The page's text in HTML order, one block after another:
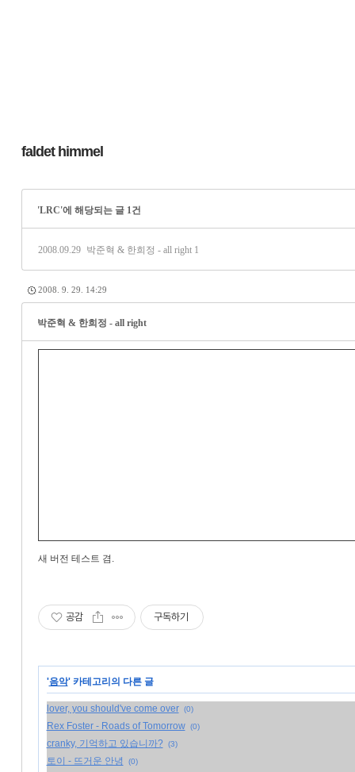
faldet himmel
'LRC'에 해당되는 글 1건
2008.09.29 박준혁 & 한희정 - all right 1
2008. 9. 29. 14:29
박준혁 & 한희정 - all right
새 버전 테스트 겸.
공감 구독하기
'음악' 카테고리의 다른 글
lover, you should've come over (0)
Rex Foster - Roads of Tomorrow (0)
cranky, 기억하고 있습니까? (3)
토이 - 뜨거운 안녕 (0)